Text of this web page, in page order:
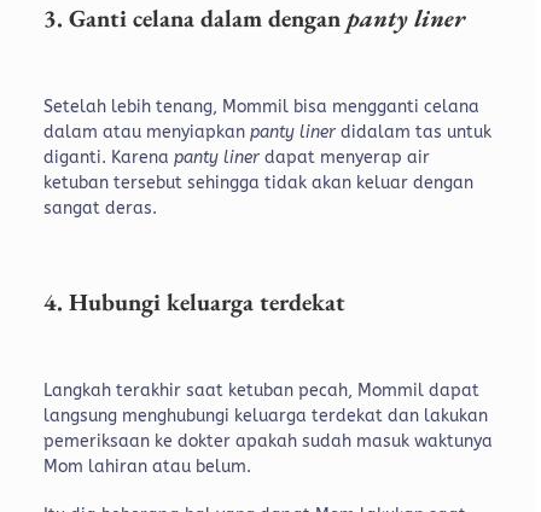
3. Ganti celana dalam denganpanty liner
Setelah lebih tenang, Mommil bisa mengganti celana
dalam atau menyiapkan panty liner didalam tas untuk
diganti. Karena panty linerdapat menyerap air
ketuban tersebut sehingga tidak akan keluar dengan
sangat deras.
4. Hubungi keluarga terdekat
Langkah terakhir saat ketuban pecah, Mommil dapat
langsung menghubungi keluarga terdekat dan lakukan
pemeriksaan ke dokter apakah sudah masuk waktunya
Mom lahiran atau belum.